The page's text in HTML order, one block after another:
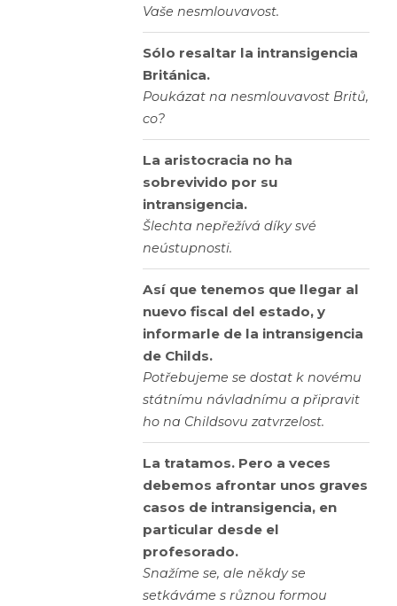
Vaše nesmlouvavost.
Sólo resaltar la intransigencia
Británica.
Poukázat na nesmlouvavost Britů,
co?
La aristocracia no ha
sobrevivido por su
intransigencia.
Šlechta nepřežívá díky své
neústupnosti.
Así que tenemos que llegar al
nuevo fiscal del estado, y
informarle de la intransigencia
de Childs.
Potřebujeme se dostat k novému
státnímu návladnímu a připravit
ho na Childsovu zatvrzelost.
La tratamos. Pero a veces
debemos afrontar unos graves
casos de intransigencia, en
particular desde el
profesorado.
Snažíme se, ale někdy se
setkáváme s různou formou